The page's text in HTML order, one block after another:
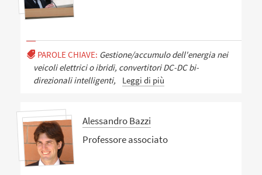
PAROLE CHIAVE: Gestione/accumulo dell'energia nei
veicoli elettrici o ibridi, convertitori DC-DC bi-
direzionali intelligenti,
Leggi di più
Alessandro Bazzi
Professore associato